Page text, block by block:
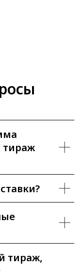
тираж
тираж,